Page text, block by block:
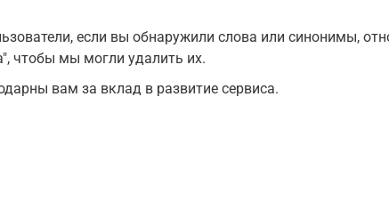
если вы обнаружили слова или синонимы,
чтобы мы могли удалить их.
вам за вклад в развитие сервиса.